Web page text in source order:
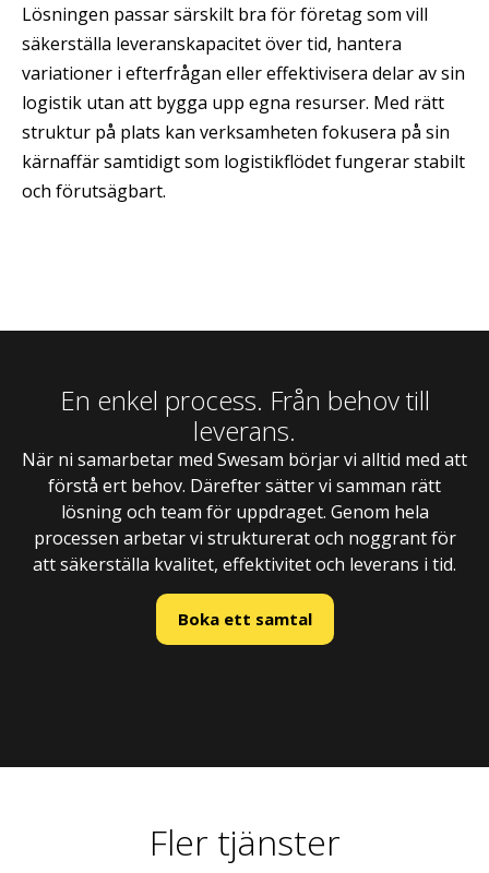
Lösningen passar särskilt bra för företag som vill
säkerställa leveranskapacitet över tid, hantera
variationer i efterfrågan eller effektivisera delar av sin
logistik utan att bygga upp egna resurser. Med rätt
struktur på plats kan verksamheten fokusera på sin
kärnaffär samtidigt som logistikflödet fungerar stabilt
och förutsägbart.
En enkel process. Från behov till
leverans. ​
När ni samarbetar med Swesam börjar vi alltid med att
förstå ert behov. Därefter sätter vi samman rätt
lösning och team för uppdraget. Genom hela
processen arbetar vi strukturerat och noggrant för
att säkerställa kvalitet, effektivitet och leverans i tid.
Boka ett samtal
Fler tjänster